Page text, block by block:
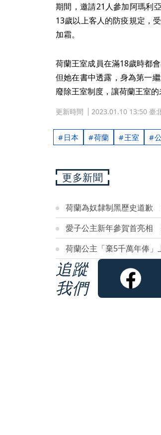
期間，邀請21人參加阿瑪利
13歲以上客人的防疫規定，
加霜。
荷蘭王室成員在滿18歲時都
但她在書中透露，身為第一
廢除王室制度，讓荷蘭王室的
更新時間 2023.01.10 13:50 臺
日本 荷蘭 王室
更多新聞
荷蘭為奴隸制黑歷史道歉
愛子公主新年參賀首亮相
荷蘭公主「棄5千萬年俸
追蹤
我們